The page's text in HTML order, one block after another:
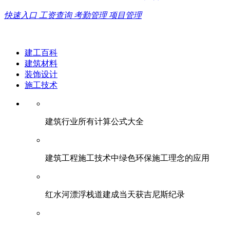
快速入口 工资查询 考勤管理 项目管理
建工百科
建筑材料
装饰设计
施工技术
建筑行业所有计算公式大全
建筑工程施工技术中绿色环保施工理念的应用
红水河漂浮栈道建成当天获吉尼斯纪录